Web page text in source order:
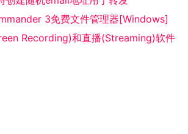
3免费文件管理器[Windows]
Recording)和直播(Streaming)软件